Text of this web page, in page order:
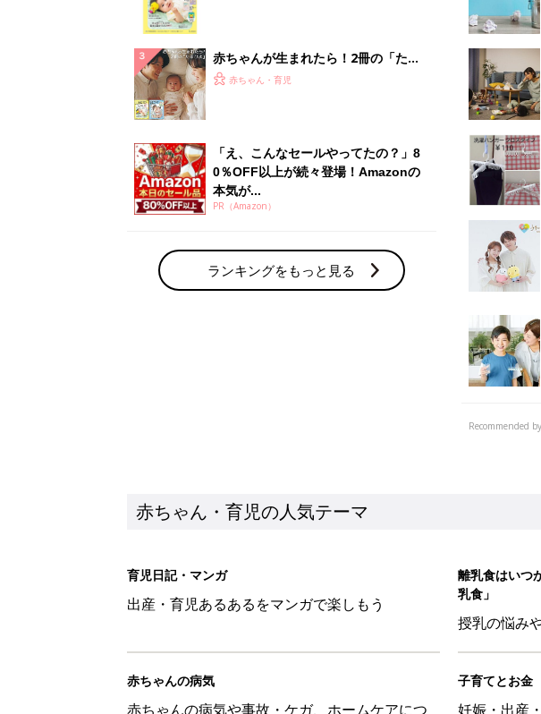
赤ちゃん・育児の人気テーマ
育児日記・マンガ
離乳食はい
授乳の悩
子育てとお金
妊娠・出産
金・助成金
セリア「かわいくて機能性も◎」「110円でこのクオリテ
赤ちゃん・育児
生後3週目の赤ちゃんはよく泣く！？親が悩まされる「魔
赤ちゃん・育児